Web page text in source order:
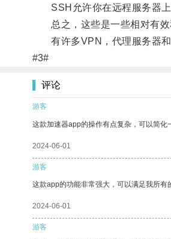
SSH允许你在远程服务器上
总之，这些是一些相对有效
有许多VPN，代理服务器和
#3#
评论
游客
这款加速器app的操作有点复杂，可以简化
2024-06-01
游客
这款app的功能非常强大，可以满足我所有
2024-06-01
游客